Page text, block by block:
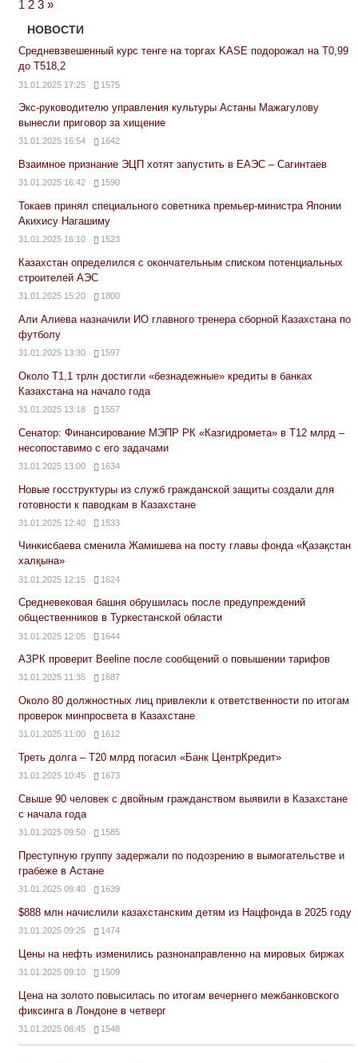
1 2 3 Next
Posts
»
НОВОСТИ
Средневзвешенный курс тенге на торгах KASE подорожал на Т0,99
до Т518,2
31.01.2025 17:25 1575
Экс-руководителю управления культуры Астаны Мажагулову
вынесли приговор за хищение
31.01.2025 16:54 1642
Взаимное признание ЭЦП хотят запустить в ЕАЭС – Сагинтаев
31.01.2025 16:42 1590
Токаев принял специального советника премьер-министра Японии
Акихису Нагашиму
31.01.2025 16:10 1523
Казахстан определился с окончательным списком потенциальных
строителей АЭС
31.01.2025 15:20 1800
Али Алиева назначили ИО главного тренера сборной Казахстана по
футболу
31.01.2025 13:30 1597
Около Т1,1 трлн достигли «безнадежные» кредиты в банках
Казахстана на начало года
31.01.2025 13:18 1557
Сенатор: Финансирование МЭПР РК «Казгидромета» в Т12 млрд –
несопоставимо с его задачами
31.01.2025 13:00 1634
Новые госструктуры из служб гражданской защиты создали для
готовности к паводкам в Казахстане
31.01.2025 12:40 1533
Чинкисбаева сменила Жамишева на посту главы фонда «Қазақстан
халқына»
31.01.2025 12:15 1624
Средневековая башня обрушилась после предупреждений
общественников в Туркестанской области
31.01.2025 12:05 1644
АЗРК проверит Beeline после сообщений о повышении тарифов
31.01.2025 11:35 1687
Около 80 должностных лиц привлекли к ответственности по итогам
проверок минпросвета в Казахстане
31.01.2025 11:00 1612
Треть долга – Т20 млрд погасил «Банк ЦентрКредит»
31.01.2025 10:45 1673
Свыше 90 человек с двойным гражданством выявили в Казахстане
с начала года
31.01.2025 09:50 1585
Преступную группу задержали по подозрению в вымогательстве и
грабеже в Астане
31.01.2025 09:40 1639
$888 млн начислили казахстанским детям из Нацфонда в 2025 году
31.01.2025 09:25 1474
Цены на нефть изменились разнонаправленно на мировых биржах
31.01.2025 09:10 1509
Цена на золото повысилась по итогам вечернего межбанковского
фиксинга в Лондоне в четверг
31.01.2025 08:45 1548